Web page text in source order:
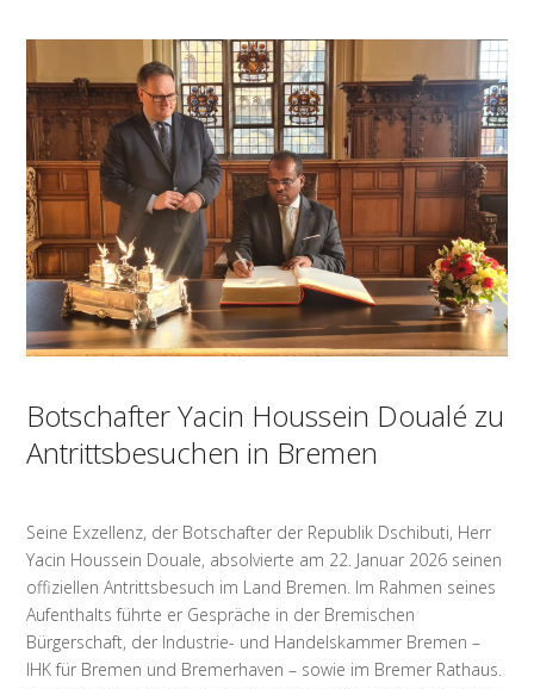
Botschafter Yacin Houssein Doualé zu
Antrittsbesuchen in Bremen
Seine Exzellenz, der Botschafter der Republik Dschibuti, Herr
Yacin Houssein Douale, absolvierte am 22. Januar 2026 seinen
offiziellen Antrittsbesuch im Land Bremen. Im Rahmen seines
Aufenthalts führte er Gespräche in der Bremischen
Bürgerschaft, der Industrie- und Handelskammer Bremen –
IHK für Bremen und Bremerhaven – sowie im Bremer Rathaus.